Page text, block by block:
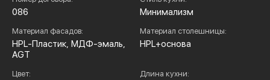
086 Минимализм
Материал фасадов:
HPL-Пластик, МДФ-эмаль,
AGT
Материал столешницы:
HPL+основа
Цвет: Длина кухни: